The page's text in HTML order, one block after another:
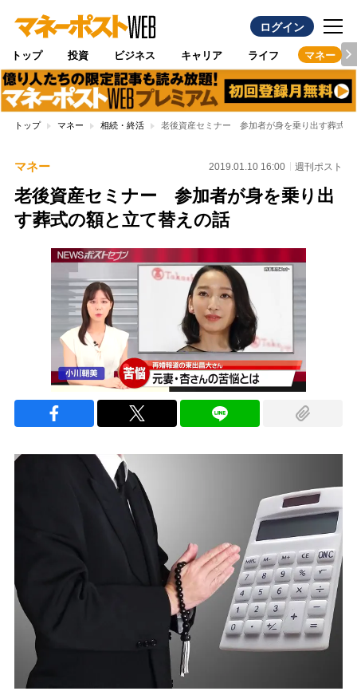
ログイン
トップ 投資 ビジネス キャリア ライフ マネー
トップ マネー 相続・終活 老後資産セミナー 参加者が身を乗り出す葬式の
マネー 2019.01.10 16:00 週刊ポスト
老後資産セミナー 参加者が身を乗り出
す葬式の額と立て替えの話